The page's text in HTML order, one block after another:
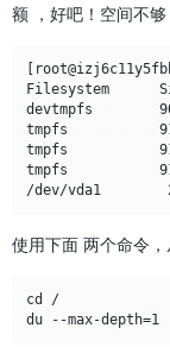
额 ，好吧！空间不够
Filesystem
devtmpfs
tmpfs
tmpfs
tmpfs
使用下面 两个命令
cd /